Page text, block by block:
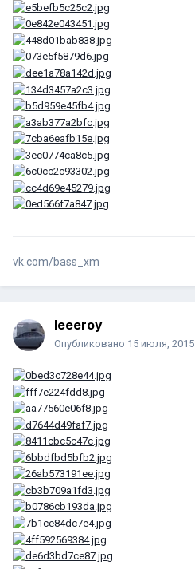
vk.com/bass_xm
leeeroy
Опубликовано 15 июля, 2015